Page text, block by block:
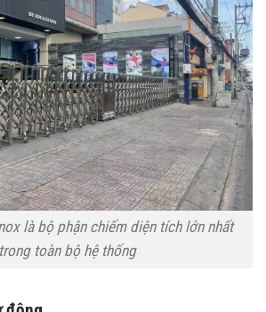
là bộ phận chiếm diện tích lớn nhất
trong toàn bộ hệ thống